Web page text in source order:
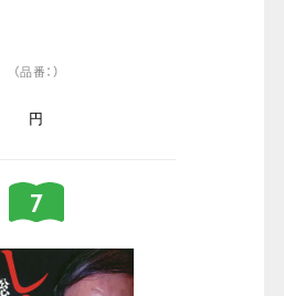
（品番：）
円